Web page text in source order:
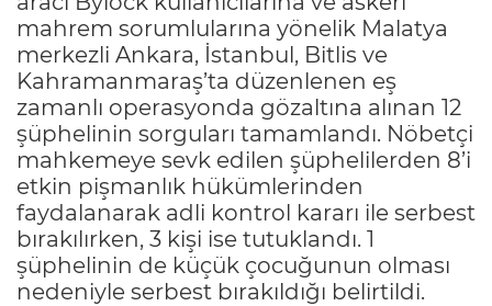
mahrem sorumlularına yönelik Malatya
merkezli Ankara, İstanbul, Bitlis ve
Kahramanmaraş’ta düzenlenen eş
zamanlı operasyonda gözaltına alınan 12
şüphelinin sorguları tamamlandı. Nöbetçi
mahkemeye sevk edilen şüphelilerden 8’i
etkin pişmanlık hükümlerinden
faydalanarak adli kontrol kararı ile serbest
bırakılırken, 3 kişi ise tutuklandı. 1
şüphelinin de küçük çocuğunun olması
nedeniyle serbest bırakıldığı belirtildi.